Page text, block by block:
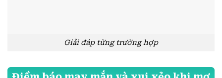
Giải đáp từng trường hợp